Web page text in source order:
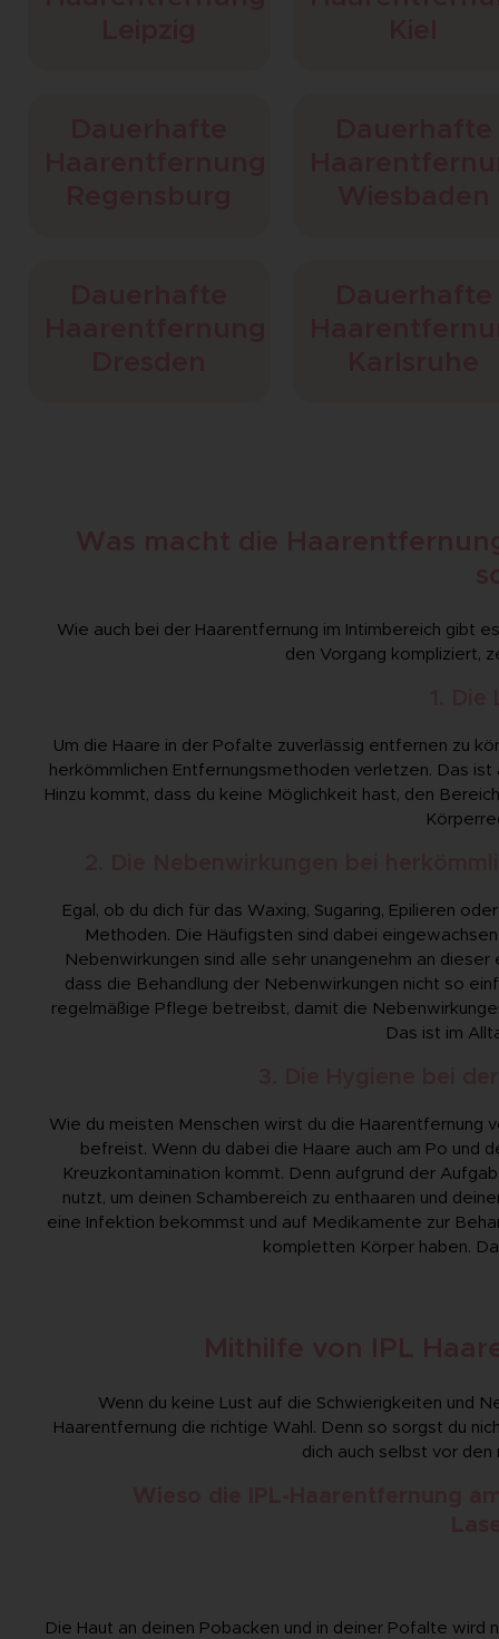
Wie auch bei der Haarentfernung im Intimbereich gibt
den Vorgang kompliziert,
Um die Haare in der Pofalte zuverlässig entfernen zu
herkömmlichen Entfernungsmethoden verletzen. Das
Hinzu kommt, dass du keine Möglichkeit hast, den
Egal, ob du dich für das Waxing, Sugaring, Epilieren
Methoden. Die Häufigsten sind dabei
Nebenwirkungen sind alle sehr unangenehm an
dass die Behandlung der Nebenwirkungen nicht so
regelmäßige Pflege betreibst, damit die
Das ist im
Wie du meisten Menschen wirst du die Haarentfernung
befreist. Wenn du dabei die Haare auch am Po
Kreuzkontamination kommt. Denn aufgrund der
nutzt, um deinen Schambereich zu enthaaren und
eine Infektion bekommst und auf Medikamente zur
kompletten Körper haben.
Wenn du keine Lust auf die Schwierigkeiten und
Haarentfernung die richtige Wahl. Denn so sorgst du
dich auch selbst vor
Die Haut an deinen Pobacken und in deiner Pofalte wird